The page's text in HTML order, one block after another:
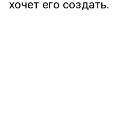
хочет его создать.